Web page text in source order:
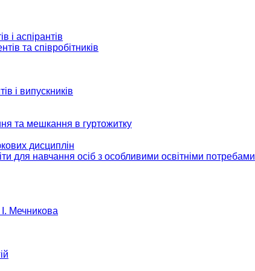
і аспірантів
та співробітників
і випускників
та мешкання в гуртожитку
дисциплін
для навчання осіб з особливими освітніми потребами
Мечникова